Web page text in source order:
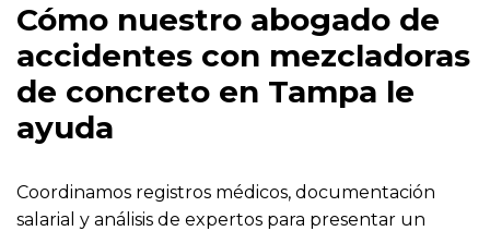
Cómo nuestro abogado de
accidentes con mezcladoras
de concreto en Tampa le
ayuda
Coordinamos registros médicos, documentación
salarial y análisis de expertos para presentar un